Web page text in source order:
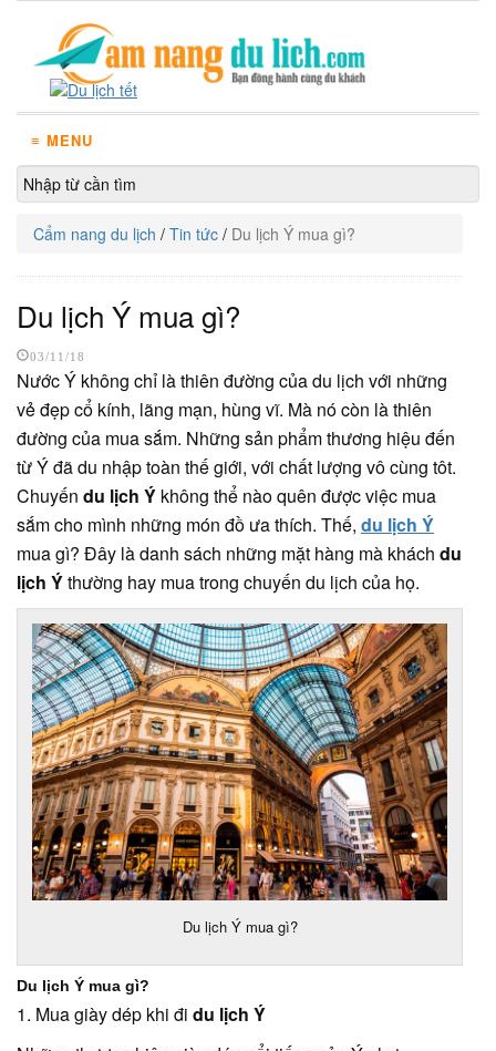
≡ MENU
Cẩm nang du lịch / Tin tức / Du lịch Ý mua gì?
Du lịch Ý mua gì?
03/11/18
Nước Ý không chỉ là thiên đường của du lịch với những
vẻ đẹp cổ kính, lãng mạn, hùng vĩ. Mà nó còn là thiên
đường của mua sắm. Những sản phẩm thương hiệu đến
từ Ý đã du nhập toàn thế giới, với chất lượng vô cùng tôt.
Chuyến du lịch Ý không thể nào quên được việc mua
sắm cho mình những món đồ ưa thích. Thế, du lịch Ý
mua gì? Đây là danh sách những mặt hàng mà khách du
lịch Ýthường hay mua trong chuyến du lịch của họ.
Du lịch Ý mua gì?
Du lịch Ý mua gì?
1. Mua giày dép khi đi du lịch Ý